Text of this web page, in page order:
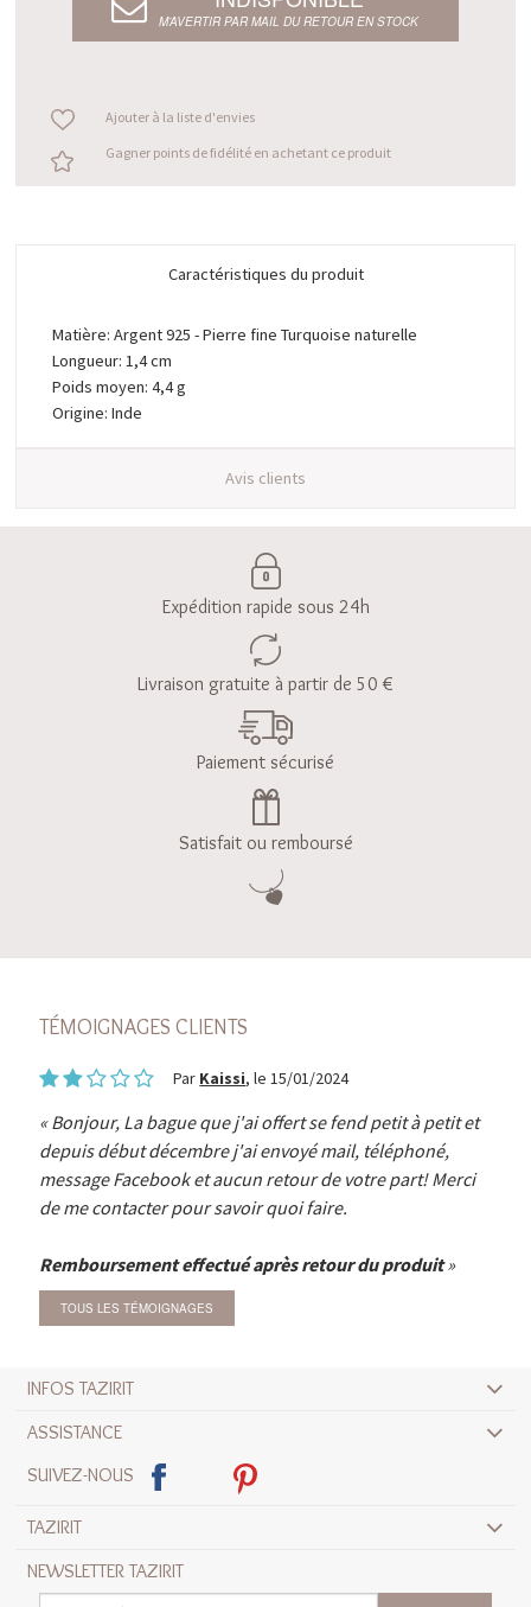
M’AVERTIR PAR MAIL DU RETOUR EN STOCK
Ajouter à la liste d'envies
Gagner points de fidélité en achetant ce produit
Caractéristiques du produit
Matière: Argent 925 - Pierre fine Turquoise naturelle
Longueur: 1,4 cm
Poids moyen: 4,4 g
Origine: Inde
Avis clients
Expédition rapide sous 24h
Livraison gratuite à partir de 50 €
Paiement sécurisé
Satisfait ou remboursé
TÉMOIGNAGES CLIENTS
Par Kaissi, le 15/01/2024
Bonjour, La bague que j'ai offert se fend petit à petit et
depuis début décembre j'ai envoyé mail, téléphoné,
message Facebook et aucun retour de votre part! Merci
de me contacter pour savoir quoi faire.
Remboursement effectué après retour du produit
TOUS LES TÉMOIGNAGES
INFOS TAZIRIT
ASSISTANCE
SUIVEZ-NOUS
TAZIRIT
NEWSLETTER TAZIRIT